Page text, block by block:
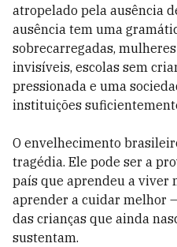
atropelado pela ausência
ausência tem uma
sobrecarregadas,
invisíveis, escolas sem
pressionada e uma
instituições
O envelhecimento
tragédia. Ele pode ser a
país que aprendeu a viver
aprender a cuidar melhor
das crianças que ainda
sustentam.